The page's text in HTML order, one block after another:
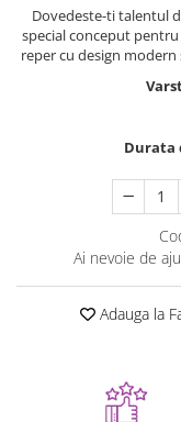
Bucatarii pentru copii
Banc de lucru pentru
Papusi de mana
Costum Halloween
Papusi si Bebelusi
Animale de jucarie
Figurine cu animale
Figurine plus
Nevoi speciale si
Dovedeste-ti talentul
special conceput
reper cu design
Durata
Ai nevoie de
Adauga la